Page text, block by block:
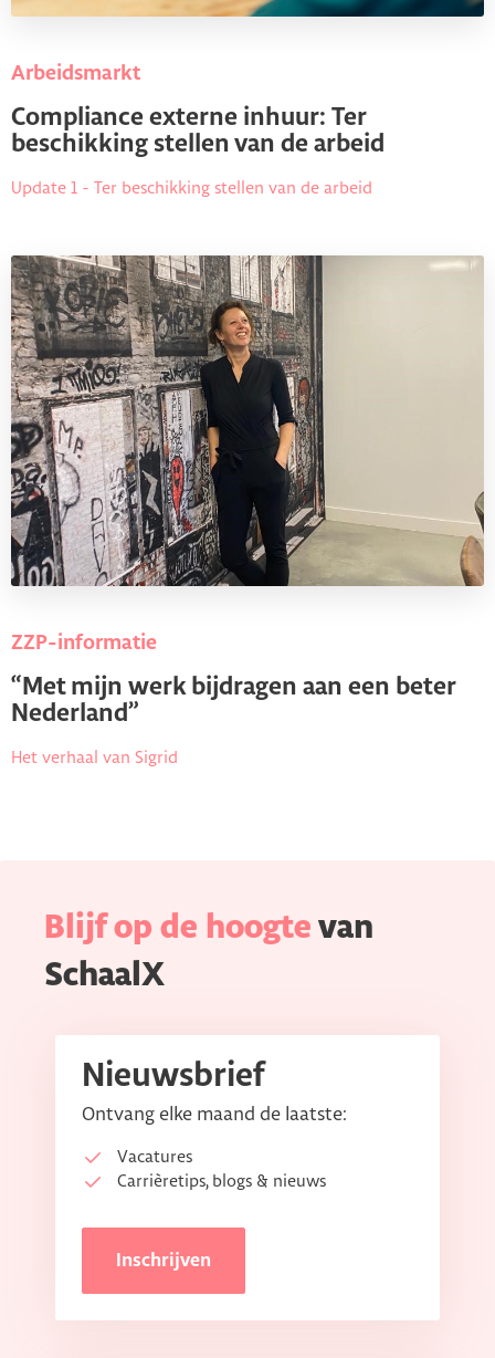
Arbeidsmarkt
Compliance externe inhuur: Ter
beschikking stellen van de arbeid
Update 1 - Ter beschikking stellen van de arbeid
ZZP-informatie
“Met mijn werk bijdragen aan een beter
Nederland”
Het verhaal van Sigrid
Blijf op de hoogte van
SchaalX
Nieuwsbrief
Ontvang elke maand de laatste:
Vacatures
Carrièretips, blogs & nieuws
Inschrijven